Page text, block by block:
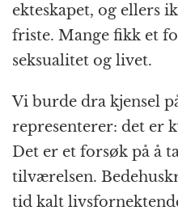
ekteskapet, og ellers
friste. Mange fikk et
seksualitet og livet.
Vi burde dra kjensel
representerer: det er
Det er et forsøk på å
tilværelsen.
tid kalt